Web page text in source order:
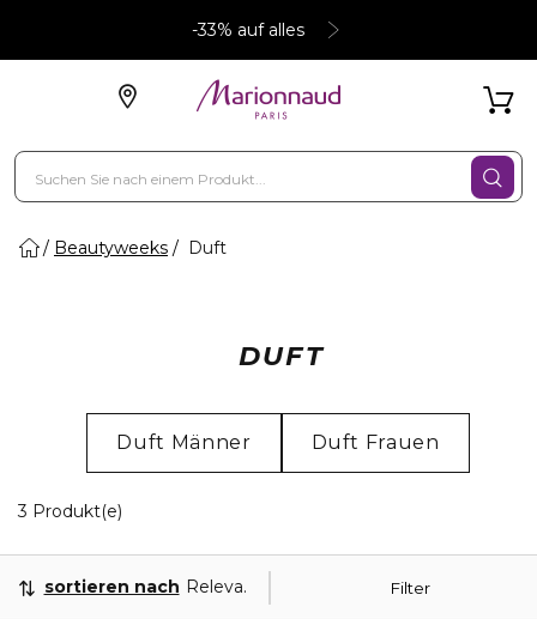
-33% auf alles
Beautyweeks Duft
DUFT
Duft Männer Duft Frauen
3 Produkt(e)
Filter
sortieren nach Relevanz